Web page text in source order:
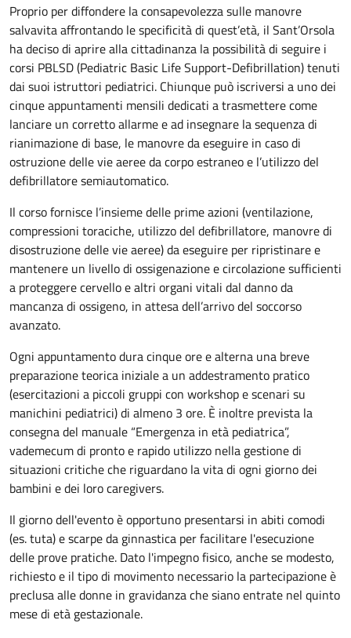
Proprio per diffondere la consapevolezza sulle manovre
salvavita affrontando le specificità di quest’età, il Sant’Orsola
ha deciso di aprire alla cittadinanza la possibilità di seguire i
corsi PBLSD (Pediatric Basic Life Support-Defibrillation) tenuti
dai suoi istruttori pediatrici. Chiunque può iscriversi a uno dei
cinque appuntamenti mensili dedicati a trasmettere come
lanciare un corretto allarme e ad insegnare la sequenza di
rianimazione di base, le manovre da eseguire in caso di
ostruzione delle vie aeree da corpo estraneo e l’utilizzo del
defibrillatore semiautomatico.
Il corso fornisce l’insieme delle prime azioni (ventilazione,
compressioni toraciche, utilizzo del defibrillatore, manovre di
disostruzione delle vie aeree) da eseguire per ripristinare e
mantenere un livello di ossigenazione e circolazione sufficienti
a proteggere cervello e altri organi vitali dal danno da
mancanza di ossigeno, in attesa dell’arrivo del soccorso
avanzato.
Ogni appuntamento dura cinque ore e alterna una breve
preparazione teorica iniziale a un addestramento pratico
(esercitazioni a piccoli gruppi con workshop e scenari su
manichini pediatrici) di almeno 3 ore. È inoltre prevista la
consegna del manuale “Emergenza in età pediatrica”,
vademecum di pronto e rapido utilizzo nella gestione di
situazioni critiche che riguardano la vita di ogni giorno dei
bambini e dei loro caregivers.
Il giorno dell'evento è opportuno presentarsi in abiti comodi
(es. tuta) e scarpe da ginnastica per facilitare l'esecuzione
delle prove pratiche. Dato l'impegno fisico, anche se modesto,
richiesto e il tipo di movimento necessario la partecipazione è
preclusa alle donne in gravidanza che siano entrate nel quinto
mese di età gestazionale.